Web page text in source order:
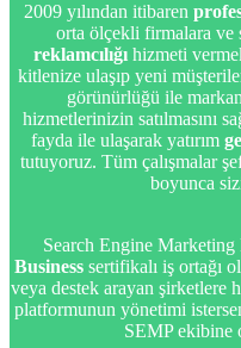
2009 yılından itibaren
orta ölçekli firmalara ve
reklamcılığı hizmeti
kitlenize ulaşıp yeni
görünürlüğü ile
hizmetlerinizin satılmasını
fayda ile ulaşarak yatırım
tutuyoruz. Tüm çalışmalar
boyunca
Search Engine Marketing
Businesssertifikalı iş ortağı
veya destek arayan şirketlere
platformunun yönetimi
SEMP ekibine